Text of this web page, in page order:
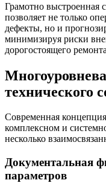
Грамотно выстроенная
позволяет не только
дефекты, но и
минимизируя риски
дорогостоящего
технического
Современная
комплексном и
несколько
Документальная
параметров